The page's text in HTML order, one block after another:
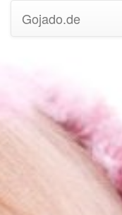
Gojado.de